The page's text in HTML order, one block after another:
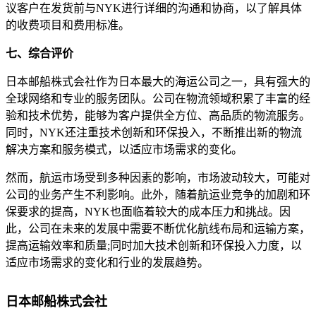
议客户在发货前与NYK进行详细的沟通和协商，以了解具体
的收费项目和费用标准。
七、综合评价
日本邮船株式会社作为日本最大的海运公司之一，具有强大的
全球网络和专业的服务团队。公司在物流领域积累了丰富的经
验和技术优势，能够为客户提供全方位、高品质的物流服务。
同时，NYK还注重技术创新和环保投入，不断推出新的物流
解决方案和服务模式，以适应市场需求的变化。
然而，航运市场受到多种因素的影响，市场波动较大，可能对
公司的业务产生不利影响。此外，随着航运业竞争的加剧和环
保要求的提高，NYK也面临着较大的成本压力和挑战。因
此，公司在未来的发展中需要不断优化航线布局和运输方案，
提高运输效率和质量;同时加大技术创新和环保投入力度，以
适应市场需求的变化和行业的发展趋势。
日本邮船株式会社